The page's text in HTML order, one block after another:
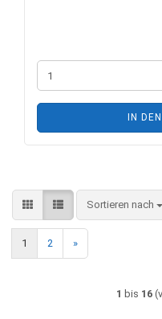
IN
Sortieren nach
Sortieren nach
1 2 »
1 bis 16